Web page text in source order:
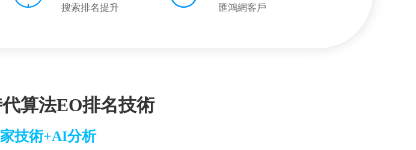
搜索排名提升 匯鴻網客戶
算法EO排名技術
技術+AI分析